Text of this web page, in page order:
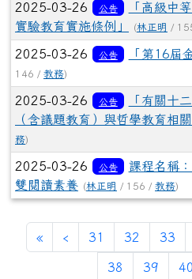
2025-03-26 公告
「高級中
實驗教育實施條例」
(林正明 /
2025-03-26 公告 「第16屆
146 / 教務)
2025-03-26 公告
「有關十
（含議題教育）與哲學教育相關
務)
2025-03-26 公告
課程名稱
雙閱讀素養 (林正明 / 156 / 教務)
«第一頁
‹ 上一頁
31 32 33
38 39 40